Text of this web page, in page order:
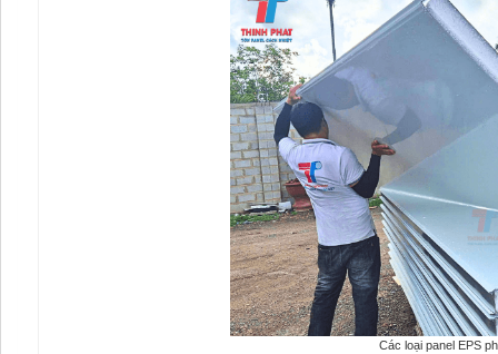
Các loại panel EPS